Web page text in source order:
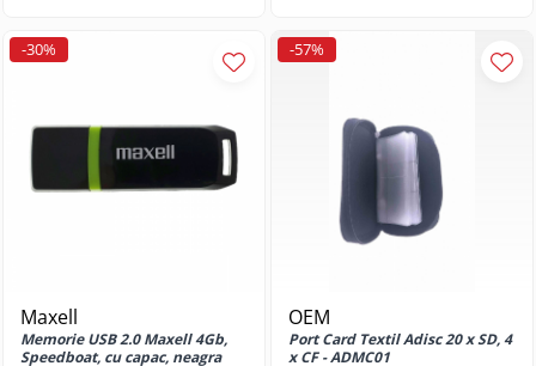
Moto G15
Huse si protectii pentru Motorola
Huse si protectii pentru Motorola
Moto G24
Huse si protectii pentru Motorola
Moto G34
Huse si protectii pentru Motorola
-30%
Maxell
Memorie USB 2.0 Maxell 4Gb,
Speedboat, cu capac, neagra
-57%
OEM
Port Card Textil Adisc 20 x SD, 4
x CF - ADMC01